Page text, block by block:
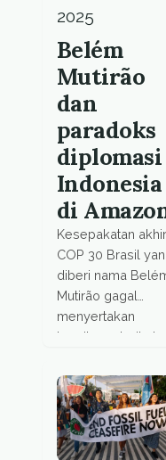
2025
Belém
Mutirão
dan
paradoks
diplomasi
Indonesia
di
Kesepakatan akhir
COP 30 Brasil
diberi nama
Mutirão gagal
menyertakan
komitmen terikat
menghapus
bakar fosil.